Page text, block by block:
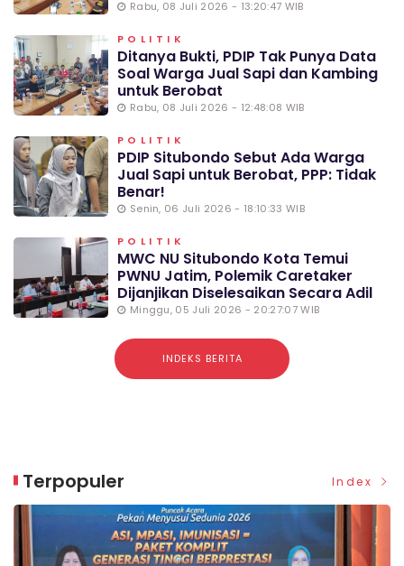
Rabu, 08 Juli 2026 - 13:20:47 WIB
POLITIK
Ditanya Bukti, PDIP Tak Punya Data
Soal Warga Jual Sapi dan Kambing
untuk Berobat
Rabu, 08 Juli 2026 - 12:48:08 WIB
POLITIK
PDIP Situbondo Sebut Ada Warga
Jual Sapi untuk Berobat, PPP: Tidak
Benar!
Senin, 06 Juli 2026 - 18:10:33 WIB
POLITIK
MWC NU Situbondo Kota Temui
PWNU Jatim, Polemik Caretaker
Dijanjikan Diselesaikan Secara Adil
Minggu, 05 Juli 2026 - 20:27:07 WIB
INDEKS BERITA
Terpopuler Index